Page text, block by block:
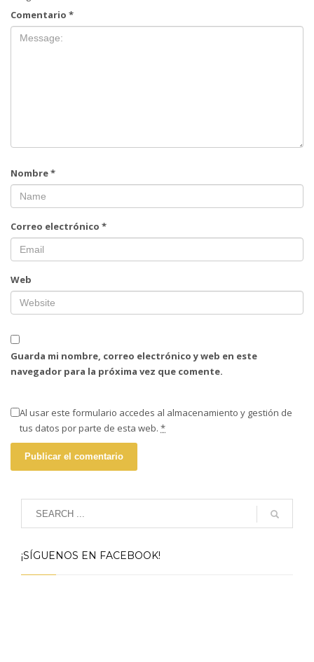
Comentario *
Nombre*
Correo electrónico *
Web
Guarda mi nombre, correo electrónico y web en este
navegador para la próxima vez que comente.
Al usar este formulario accedes al almacenamiento y gestión de
tus datos por parte de esta web. *
¡SÍGUENOS EN FACEBOOK!